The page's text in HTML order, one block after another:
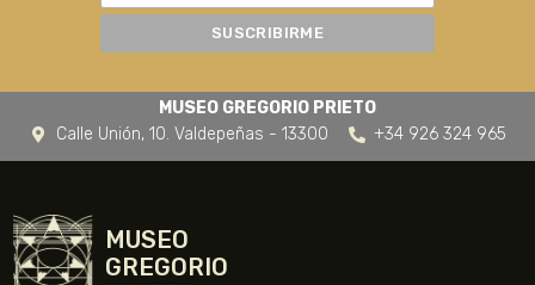
NOTICIAS
MUSEO GREGORIO PRIETO
Calle Unión, 10. Valdepeñas - 13300
+34 926 324 965
MUSEO
GREGORIO